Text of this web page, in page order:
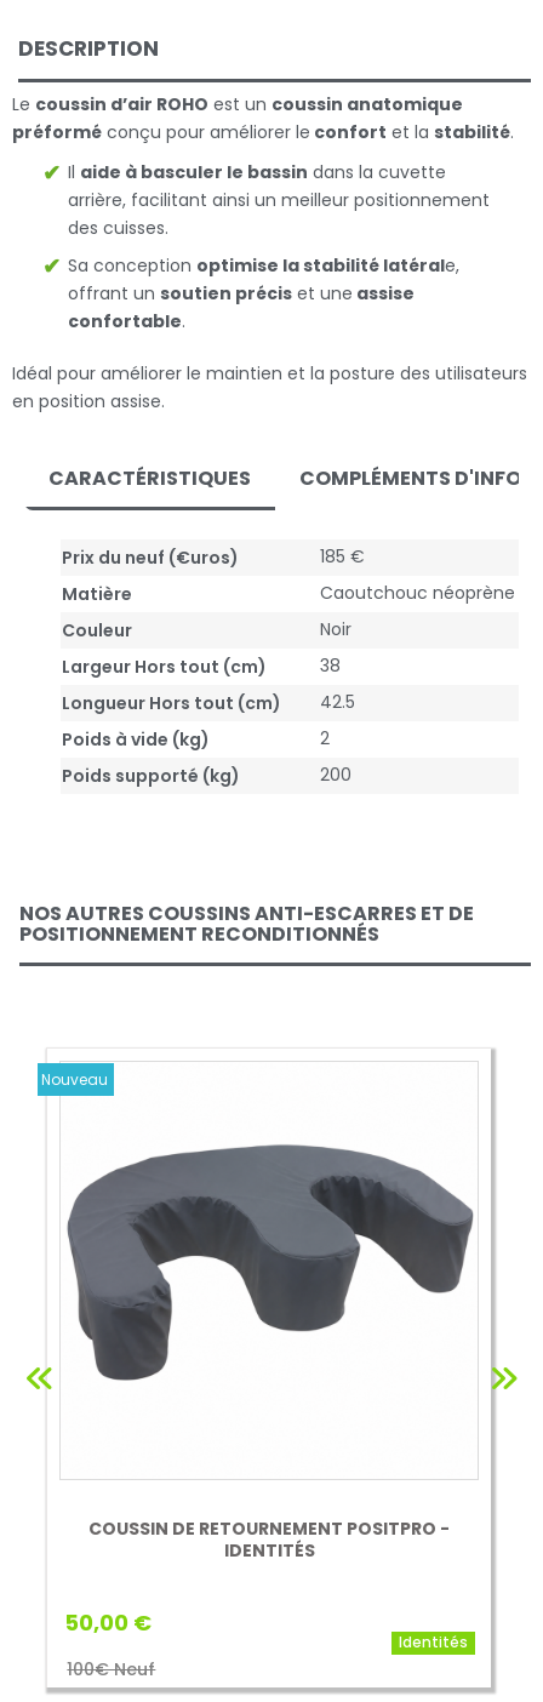
DESCRIPTION
Le coussin d’air ROHO est un coussin anatomique
préformé conçu pour améliorer le confort et la stabilité.
Il aide à basculer le bassin dans la cuvette
arrière, facilitant ainsi un meilleur positionnement
des cuisses.
Sa conception optimise la stabilité latérale,
offrant un soutien précis et une assise
confortable.
Idéal pour améliorer le maintien et la posture des utilisateurs
en position assise.
CARACTÉRISTIQUES COMPLÉMENTS
Prix du neuf (€uros)
185 €
Matière
Caoutchouc néoprène
Couleur
Noir
Largeur Hors tout (cm)
38
Longueur Hors tout (cm)
42.5
Poids à vide (kg)
2
Poids supporté (kg)
200
NOS AUTRES COUSSINS ANTI-ESCARRES ET DE
POSITIONNEMENT RECONDITIONNÉS
Nouveau
COUSSIN DE RETOURNEMENT POSITPRO -
IDENTITÉS
50,00 €
100€ Neuf
Identités